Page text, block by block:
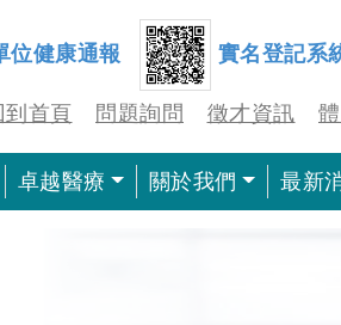
位健康通報 實名登記系
到首頁 問題詢問 徵才資訊
卓越醫療 關於我們 最新